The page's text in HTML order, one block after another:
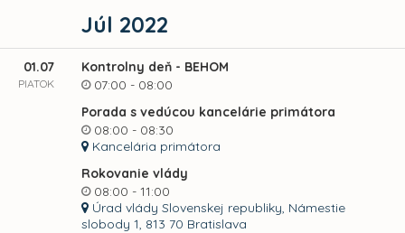
Júl 2022
01.07
PIATOK
Kontrolny deň - BEHOM
07:00 - 08:00
Porada s vedúcou kancelárie primátora
08:00 - 08:30
Kancelária primátora
Rokovanie vlády
08:00 - 11:00
Úrad vlády Slovenskej republiky, Námestie
slobody 1, 813 70 Bratislava